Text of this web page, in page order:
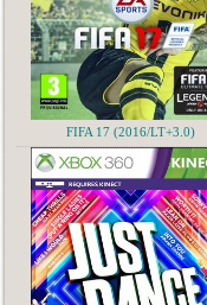
FIFA 17 (2016/LT+3.0)